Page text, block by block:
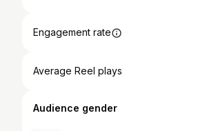
Engagement rate
Average Reel plays
Audience gender